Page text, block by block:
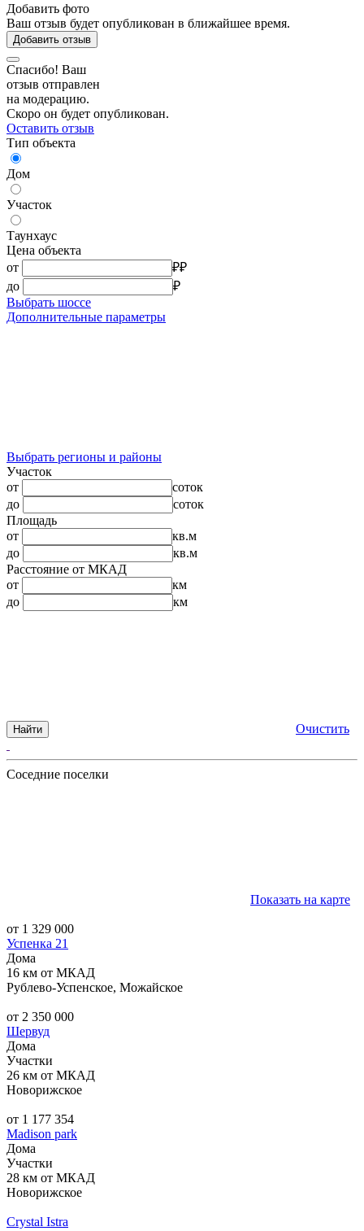
Добавить фото
Ваш отзыв будет опубликован в ближайшее время.
Добавить отзыв
Спасибо! Ваш
отзыв отправлен
на модерацию.
Скоро он будет опубликован.
Оставить отзыв
Тип объекта
Дом
Участок
Таунхаус
Цена объекта
от
₽₽
до
₽
Выбрать шоссе
Дополнительные параметры
Выбрать регионы и районы
Участок
от
соток
до
соток
Площадь
от
кв.м
до
кв.м
Расстояние от МКАД
от
км
до
км
Найти Очистить
Соседние поселки
Показать на карте
от 1 329 000
Успенка 21
Дома
16 км от МКАД
Рублево-Успенское, Можайское
от 2 350 000
Шервуд
Дома
Участки
26 км от МКАД
Новорижское
от 1 177 354
Madison park
Дома
Участки
28 км от МКАД
Новорижское
Crystal Istra